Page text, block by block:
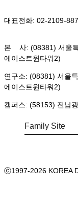
대표전화: 02-2109-
본 사: (08381) 서울특
에이스트윈타워2)
연구소: (08381) 서울
에이스트윈타워2)
캠퍼스: (58153) 전남
Family Site
ⓒ1997-2026 KOREA